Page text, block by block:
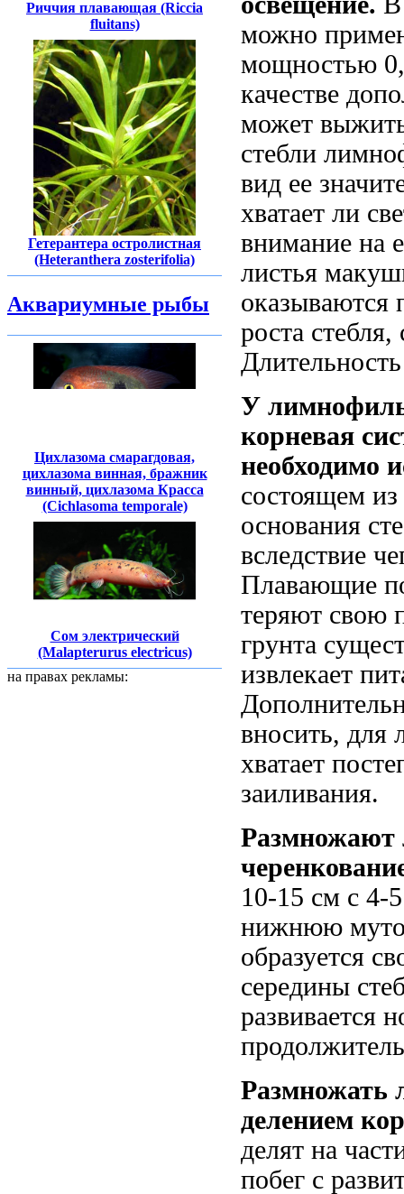
Риччия плавающая (Riccia
fluitans)
Гетерантера остролистная
(Heteranthera zosterifolia)
Аквариумные рыбы
Цихлазома смарагдовая,
цихлазома винная, бражник
винный, цихлазома Красса
(Cichlasoma temporale)
Сом электрический
(Malapterurus electricus)
на правах рекламы:
можно
мощностью
качестве
может
стебли
вид ее
хватает ли
внимание на
листья
оказываются
роста
У
корневая
необходимо
состоящем
основания
вследствие
Плавающие
теряют свою
грунта
извлекает
вносить, для
хватает
заиливания.
10-15 см с 4-
нижнюю
образуется
середины
развивается
Размножать
делением
делят на
побег с